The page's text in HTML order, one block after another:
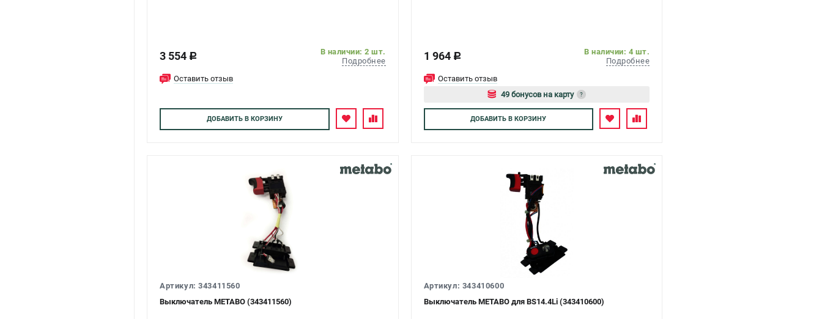
3 554 c
В наличии: 2 шт.
Подробнее
Оставить отзыв
ДОБАВИТЬВ КОРЗИНУ
1 964 c
В наличии: 4 шт.
Подробнее
Оставить отзыв
49 бонусов на карту
?
Авторизуйтесь
ДОБАВИТЬ В КОРЗИНУ
Артикул: 343411560
Выключатель METABO (343411560)
Артикул: 343410600
Выключатель METABO для BS14.4Li (343410600)